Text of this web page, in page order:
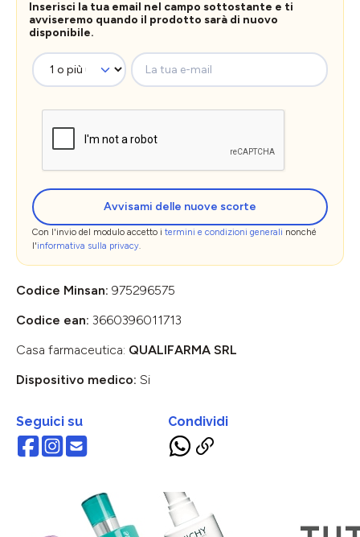
Inserisci la tua email nel campo sottostante e ti
avviseremo quando il prodotto sarà di nuovo
disponibile.
La tua e-mail
Avvisami delle nuove scorte
Con l'invio del modulo accetto i termini e condizioni generali nonché
l'informativa sulla privacy.
Codice Minsan: 975296575
Codice ean: 3660396011713
Casa farmaceutica: QUALIFARMA SRL
Dispositivo medico: Si
Seguici su Condividi